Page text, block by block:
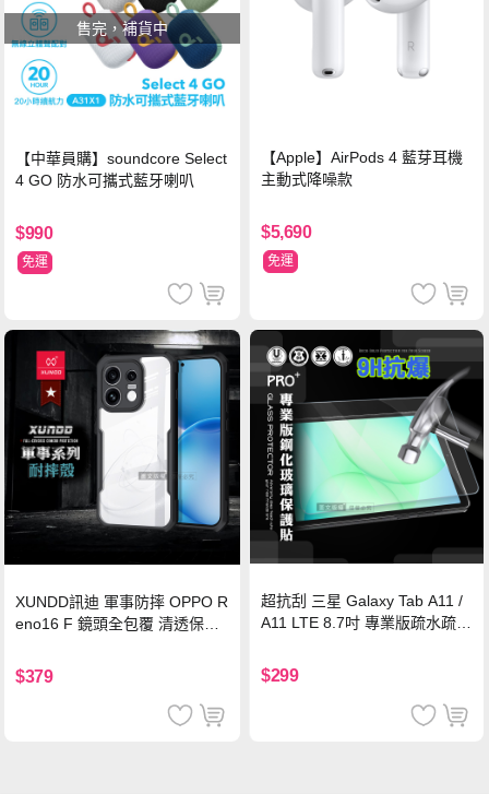
售完，補貨中
【中華員購】soundcore Select
4 GO 防水可攜式藍牙喇叭
$990
免運
【Apple】AirPods 4 藍芽耳機
主動式降噪款
$5,690
免運
XUNDD訊迪 軍事防摔 OPPO R
eno16 F 鏡頭全包覆 清透保護
$379
超抗刮 三星 Galaxy Tab A11 /
A11 LTE 8.7吋 專業版疏水疏油
$299